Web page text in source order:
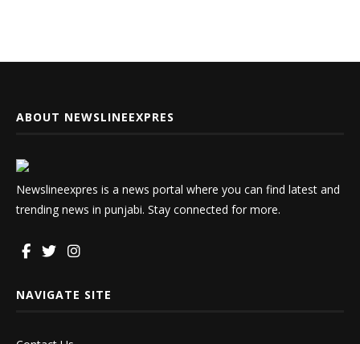
ABOUT NEWSLINEEXPRES
Newslineexpres is a news portal where you can find latest and
trending news in punjabi. Stay connected for more.
NAVIGATE SITE